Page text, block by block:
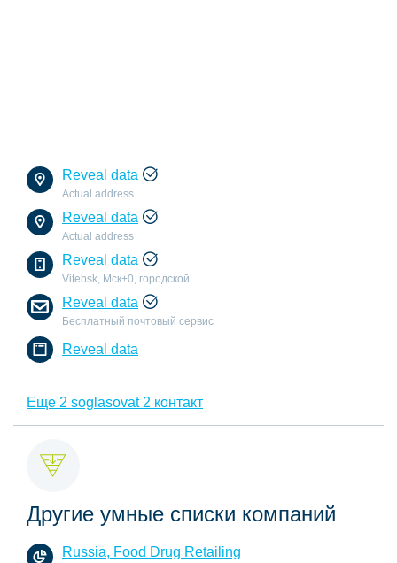
Reveal data
Actual address
Reveal data
Actual address
Reveal data
Vitebsk, Мск+0, городской
Reveal data
Бесплатный почтовый сервис
Reveal data
Еще 2 soglasovat 2 контакт
Другие умные списки компаний
Russia, Food Drug Retailing